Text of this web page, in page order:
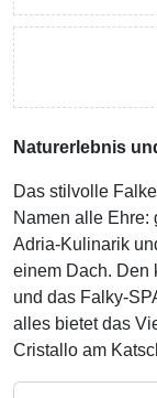
Naturerlebnis
Das stilvolle
Namen alle Ehre:
Adria-Kulinarik
einem Dach. Den
und das Falky-
alles bietet das
Cristallo am